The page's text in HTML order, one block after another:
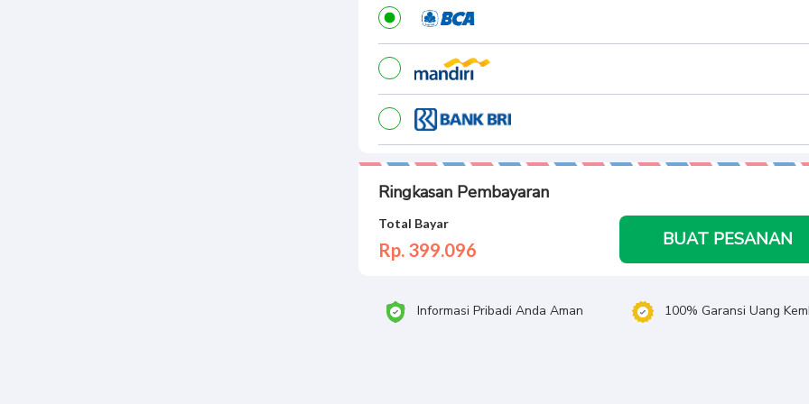
Ringkasan Pembayaran
Total Bayar
Rp. 399.096 BUAT PESANAN
Informasi Pribadi Anda Aman 100% Garansi Uang